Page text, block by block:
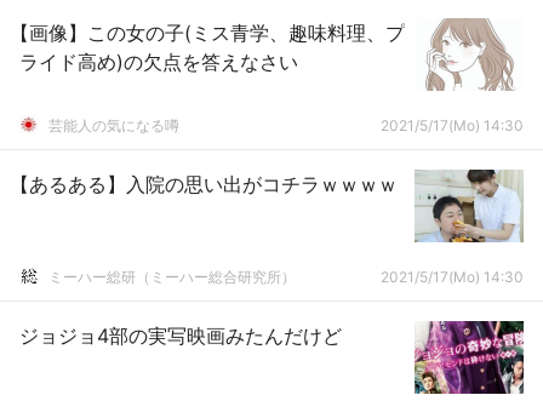
【画像】この女の子(ミス青学、趣味料理、プ
ライド高め)の欠点を答えなさい
芸能人の気になる噂 2021/5/17(Mo) 14:30
【あるある】入院の思い出がコチラｗｗｗｗ
ミーハー総研（ミーハー総合研究所） 2021/5/17(Mo) 14:30
ジョジョ4部の実写映画みたんだけど